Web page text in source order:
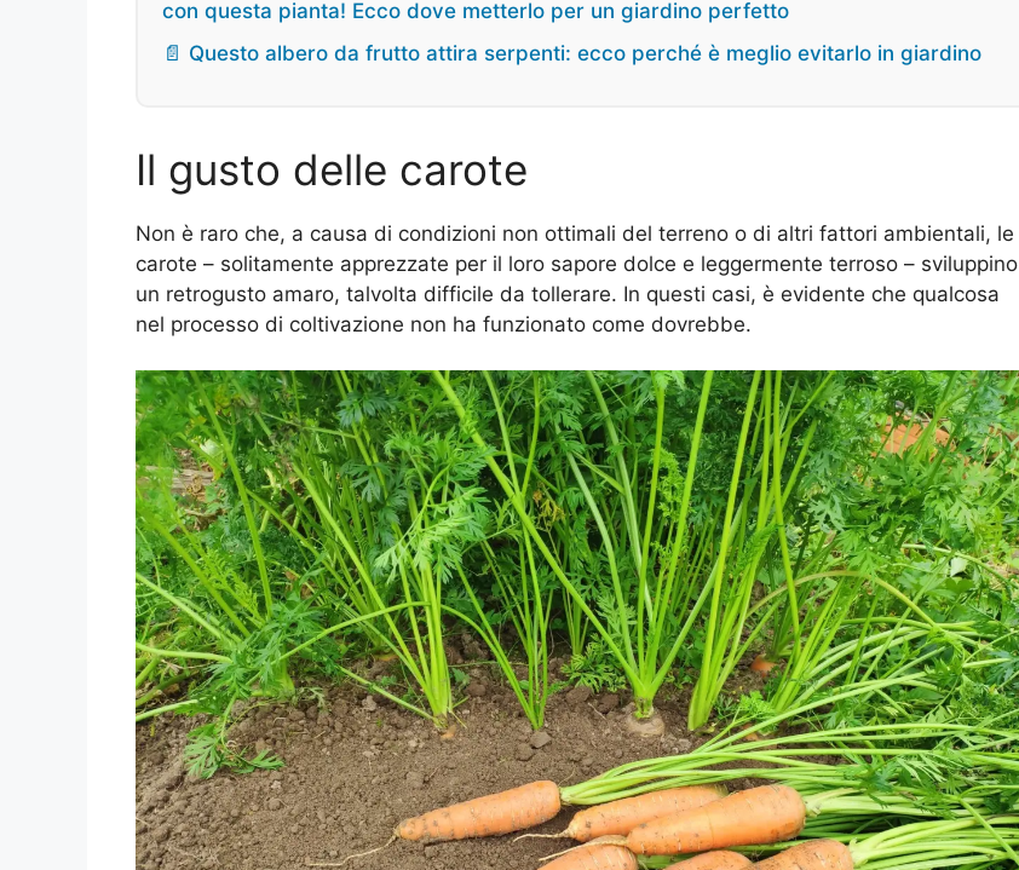
con questa pianta! Ecco dove metterlo per un giardino perfetto
📄 Questo albero da frutto attira serpenti: ecco perché è meglio evitarlo in giardino
Il gusto delle carote
Non è raro che, a causa di condizioni non ottimali del terreno o di altri fattori ambientali, le
carote – solitamente apprezzate per il loro sapore dolce e leggermente terroso – sviluppino
un retrogusto amaro, talvolta difficile da tollerare. In questi casi, è evidente che qualcosa
nel processo di coltivazione non ha funzionato come dovrebbe.